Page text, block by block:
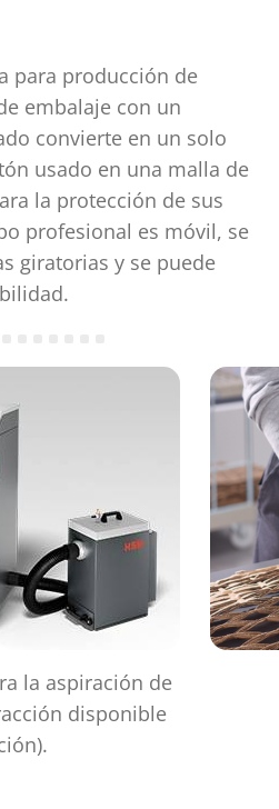
para producción de
embalaje con un
convierte en un solo
usado en una malla de
la protección de sus
profesional es móvil, se
giratorias y se puede
la aspiración de
disponible